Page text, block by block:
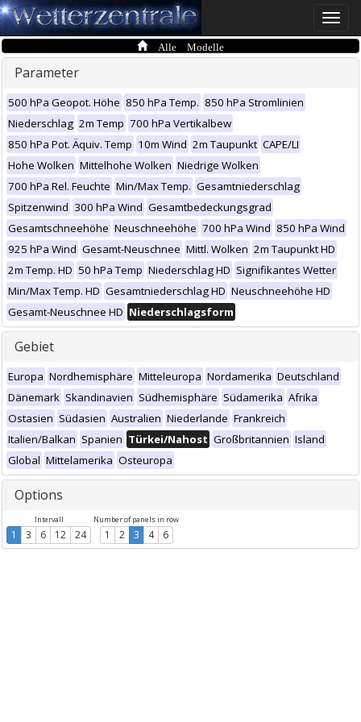
Toggle
Alle Modelle
Parameter
500 hPa Geopot. Höhe 850 hPa Temp. 850 hPa Stromlinien
Niederschlag 2m Temp 700 hPa Vertikalbew
850 hPa Pot. Äquiv. Temp 10m Wind 2m Taupunkt CAPE/LI
Hohe Wolken Mittelhohe Wolken Niedrige Wolken
700 hPa Rel. Feuchte Min/Max Temp. Gesamtniederschlag
Spitzenwind 300 hPa Wind Gesamtbedeckungsgrad
Gesamtschneehöhe Neuschneehöhe 700 hPa Wind 850 hPa Wind
925 hPa Wind Gesamt-Neuschnee Mittl. Wolken 2m Taupunkt HD
2m Temp. HD 50 hPa Temp Niederschlag HD Signifikantes Wetter
Min/Max Temp. HD Gesamtniederschlag HD Neuschneehöhe HD
Gesamt-Neuschnee HD Niederschlagsform
Gebiet
Europa Nordhemisphäre Mitteleuropa Nordamerika Deutschland
Dänemark Skandinavien Südhemisphäre Südamerika Afrika
Ostasien Südasien Australien Niederlande Frankreich
Italien/Balkan Spanien Türkei/Nahost Großbritannien Island
Global Mittelamerika Osteuropa
Options
Intervall
1 3 6 12 24
Number of panels in row
1 2 3 4 6